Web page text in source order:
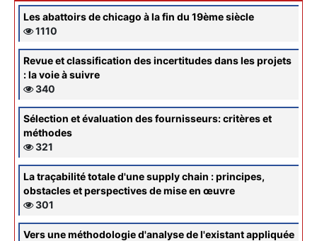
Les abattoirs de chicago à la fin du 19ème siècle
1110
Revue et classification des incertitudes dans les projets
: la voie à suivre
340
Sélection et évaluation des fournisseurs: critères et
méthodes
321
La traçabilité totale d'une supply chain : principes,
obstacles et perspectives de mise en œuvre
301
Vers une méthodologie d'analyse de l'existant appliquée